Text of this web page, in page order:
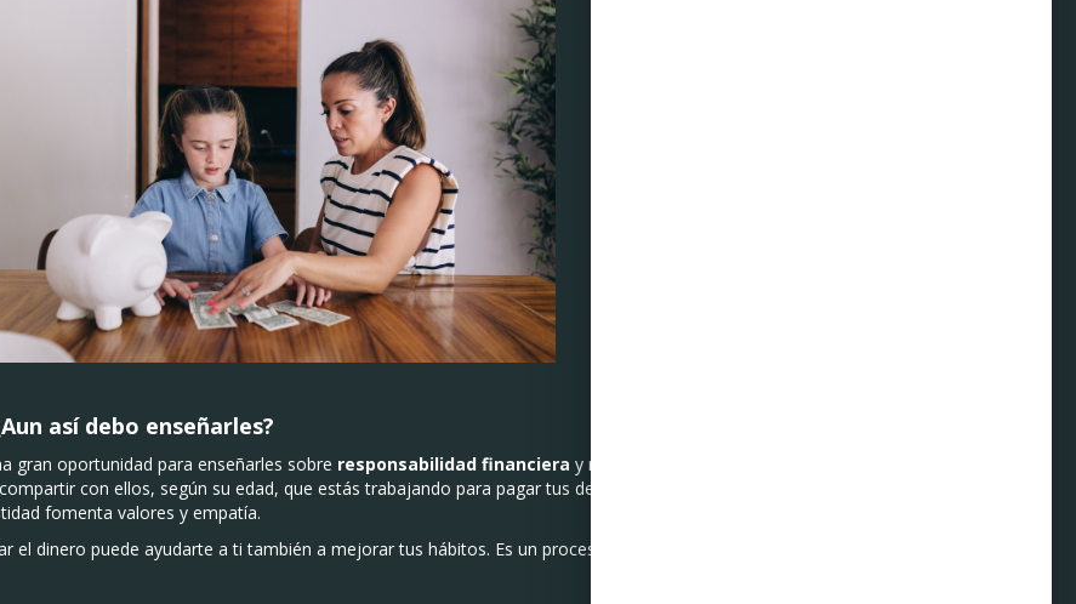
así debo enseñarles?
gran oportunidad para enseñarles sobre responsabilidad financiera y mostrarles cómo se
con ellos, según su edad, que estás trabajando para pagar tus deudas y mejorar la
fomenta valores y empatía.
el dinero puede ayudarte a ti también a mejorar tus hábitos. Es un proceso que beneficia a